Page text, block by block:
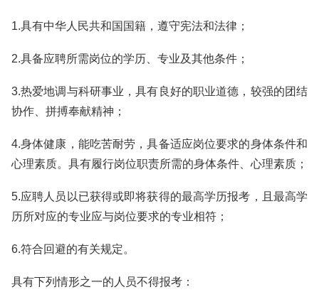
1.具有中华人民共和国国籍，遵守宪法和法律；
2.具备应聘所需岗位的学历、专业及其他条件；
3.热爱地调与科研事业，具有良好的职业道德，较强的团结
协作、拼搏奉献精神；
4.身体健康，能吃苦耐劳，具备适应岗位要求的身体条件和
心理素质。具有履行岗位职责所需的身体条件、心理素质；
5.应聘人员以已获得或即将获得的最高学历报考，且最高学
历所对应的专业应与岗位要求的专业相符；
6.符合回避的有关规定。
具有下列情形之一的人员不得报考：